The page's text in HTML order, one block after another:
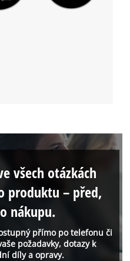
přímo po telefonu či
požadavky, dotazy k
díly a opravy.
všech otázkách
produktu – před,
nákupu.